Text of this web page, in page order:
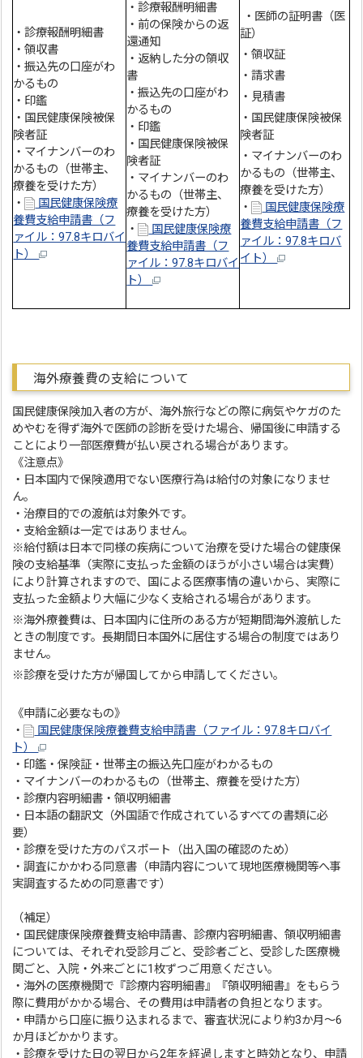
・診療報酬明細書
・領収書
・振込先の口座がわ
かるもの
・印鑑
・国民健康保険被保
険者証
・マイナンバーのわ
かるもの（世帯主、
療養を受けた方）
・
国民健康保険療
養費支給申請書（フ
ァイル：97.8キロバイ
ト）
・診療報酬明細書
・前の保険からの返
還通知
・返納した分の領収
書
・振込先の口座がわ
かるもの
・印鑑
・国民健康保険被保
険者証
・マイナンバーのわ
かるもの（世帯主、
療養を受けた方）
・
国民健康保険療
養費支給申請書（フ
ァイル：97.8キロバイ
ト）
・医師の証明書（医
証）
・領収証
・請求書
・見積書
・国民健康保険被保
険者証
・マイナンバーのわ
かるもの（世帯主、
療養を受けた方）
・
国民健康保険療
養費支給申請書（フ
ァイル：97.8キロバ
イト）
海外療養費の支給について
国民健康保険加入者の方が、海外旅行などの際に病気やケガのた
めやむを得ず海外で医師の診断を受けた場合、帰国後に申請する
ことにより一部医療費が払い戻される場合があります。
《注意点》
・日本国内で保険適用でない医療行為は給付の対象になりませ
ん。
・治療目的での渡航は対象外です。
・支給金額は一定ではありません。
※給付額は日本で同様の疾病について治療を受けた場合の健康保
険の支給基準（実際に支払った金額のほうが小さい場合は実費）
により計算されますので、国による医療事情の違いから、実際に
支払った金額より大幅に少なく支給される場合があります。
※海外療養費は、日本国内に住所のある方が短期間海外渡航した
ときの制度です。長期間日本国外に居住する場合の制度ではあり
ません。
※診療を受けた方が帰国してから申請してください。
《申請に必要なもの》
・
国民健康保険療養費支給申請書（ファイル：97.8キロバイ
ト）
・印鑑・保険証・世帯主の振込先口座がわかるもの
・マイナンバーのわかるもの（世帯主、療養を受けた方）
・診療内容明細書・領収明細書
・日本語の翻訳文（外国語で作成されているすべての書類に必
要）
・診療を受けた方のパスポート（出入国の確認のため）
・調査にかかわる同意書（申請内容について現地医療機関等へ事
実調査するための同意書です）
（補足）
・国民健康保険療養費支給申請書、診療内容明細書、領収明細書
については、それぞれ受診月ごと、受診者ごと、受診した医療機
関ごと、入院・外来ごとに1枚ずつご用意ください。
・海外の医療機関で『診療内容明細書』『領収明細書』をもらう
際に費用がかかる場合、その費用は申請者の負担となります。
・申請から口座に振り込まれるまで、審査状況により約3か月～6
か月ほどかかります。
・診療を受けた日の翌日から2年を経過しますと時効となり、申請